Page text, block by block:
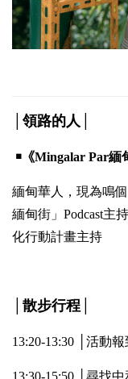
│領路的人│
￭ 《Mingalar Par緬
緬甸華人，現為鳴
緬甸街」Podcast主
化行動計畫主持
│散步行程│
13:20-13:30 │活動報